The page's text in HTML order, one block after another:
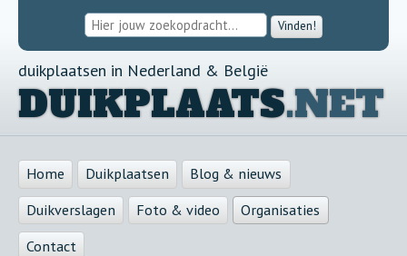
Vinden!
duikplaatsen in Nederland & België
DUIKPLAATS.NET
Home Duikplaatsen
Blog & nieuws
Duikverslagen
Foto & video
Organisaties
Contact